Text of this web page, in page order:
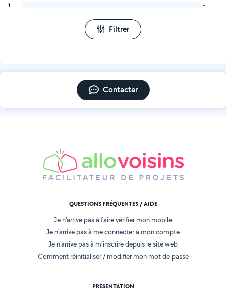
1
-
Filtrer
Contacter
QUESTIONS FRÉQUENTES / AIDE
Je n'arrive pas à faire vérifier mon mobile
Je n'arrive pas à me connecter à mon compte
Je n'arrive pas à m'inscrire depuis le site web
Comment réinitialiser / modifier mon mot de passe
PRÉSENTATION